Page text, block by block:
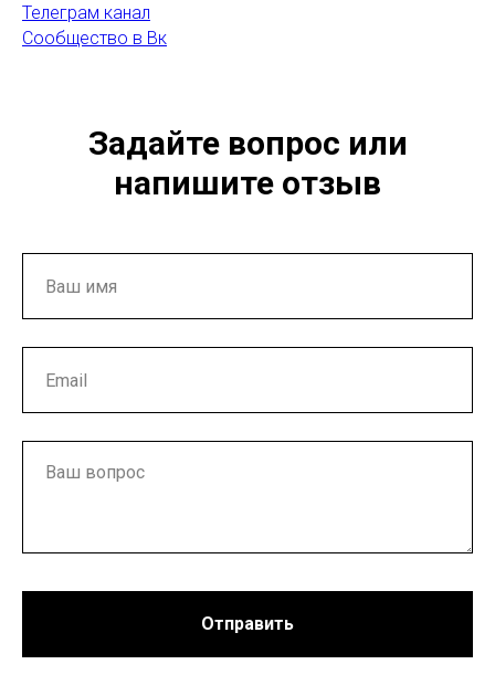
Телеграм канал
Сообщество в Вк
Задайте вопрос или
напишите отзыв
Отправить